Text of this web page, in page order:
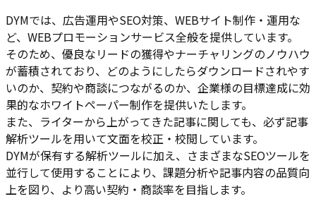
DYMでは、広告運用やSEO対策、WEBサイト制作・運用な
ど、WEBプロモーションサービス全般を提供しています。
そのため、優良なリードの獲得やナーチャリングのノウハウ
が蓄積されており、どのようにしたらダウンロードされやす
いのか、契約や商談につながるのか、企業様の目標達成に効
果的なホワイトペーパー制作を提供いたします。
また、ライターから上がってきた記事に関しても、必ず記事
解析ツールを用いて文面を校正・校閲しています。
DYMが保有する解析ツールに加え、さまざまなSEOツールを
並行して使用することにより、課題分析や記事内容の品質向
上を図り、より高い契約・商談率を目指します。